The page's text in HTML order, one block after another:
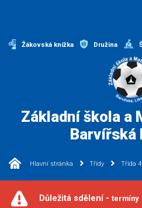
Žákovská knížka Družina
Základní škola a
Barvířská
Hlavní stránka Třídy Třída
Důležitá sdělení - termíny